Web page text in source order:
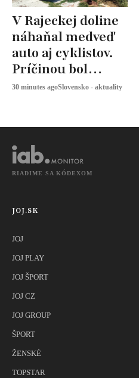
V Rajeckej doline
náhaňal medveď
auto aj cyklistov.
Príčinou bol
nelegálny
30 minutes agoSlovensko - aktuality
RIADIME SA KÓDEXOM
JOJ.SK
JOJ
JOJ PLAY
JOJ ŠPORT
JOJ CZ
JOJ GROUP
ŠPORT
ŽENSKÉ
TOPSTAR